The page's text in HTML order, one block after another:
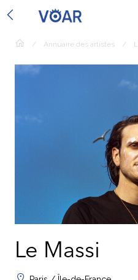
/ Annuaire des artistes /
Le Massi